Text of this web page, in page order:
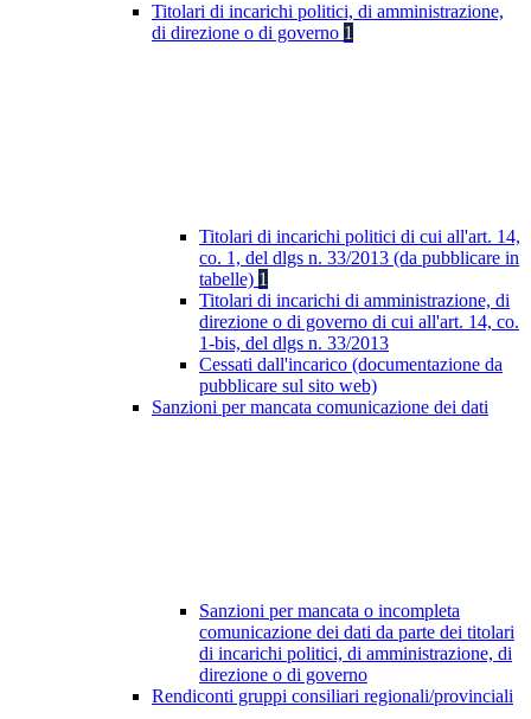
Titolari di incarichi politici, di amministrazione,
di direzione o di governo 1
Titolari di incarichi politici di cui all'art. 14,
co. 1, del dlgs n. 33/2013 (da pubblicare in
tabelle) 1
Titolari di incarichi di amministrazione, di
direzione o di governo di cui all'art. 14, co.
1-bis, del dlgs n. 33/2013
Cessati dall'incarico (documentazione da
pubblicare sul sito web)
Sanzioni per mancata comunicazione dei dati
Sanzioni per mancata o incompleta
comunicazione dei dati da parte dei titolari
di incarichi politici, di amministrazione, di
direzione o di governo
Rendiconti gruppi consiliari regionali/provinciali